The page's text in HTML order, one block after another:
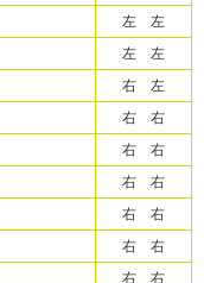
左 左
左 左
右 左
右 右
右 右
右 右
右 右
右 右
右 右